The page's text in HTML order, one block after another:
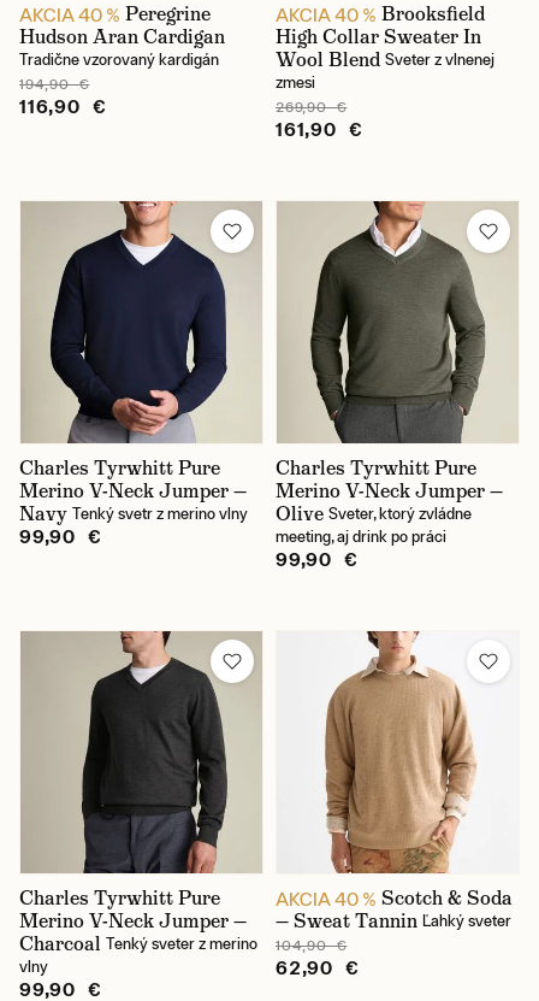
AKCIA 40 % Peregrine
Hudson Aran Cardigan
Tradične vzorovaný kardigán
194,90 €
116,90 €
AKCIA 40 % Brooksfield
High Collar Sweater In
Wool Blend Sveter z vlnenej
zmesi
269,90 €
161,90 €
Charles Tyrwhitt Pure
Merino V-Neck Jumper —
Navy Tenký svetr z merino vlny
99,90 €
Charles Tyrwhitt Pure
Merino V-Neck Jumper —
Olive Sveter, ktorý zvládne
meeting, aj drink po práci
99,90 €
Charles Tyrwhitt Pure
Merino V-Neck Jumper —
Charcoal Tenký sveter z merino
vlny
99,90 €
AKCIA 40 % Scotch & Soda
— Sweat Tannin Ľahký sveter
104,90 €
62,90 €